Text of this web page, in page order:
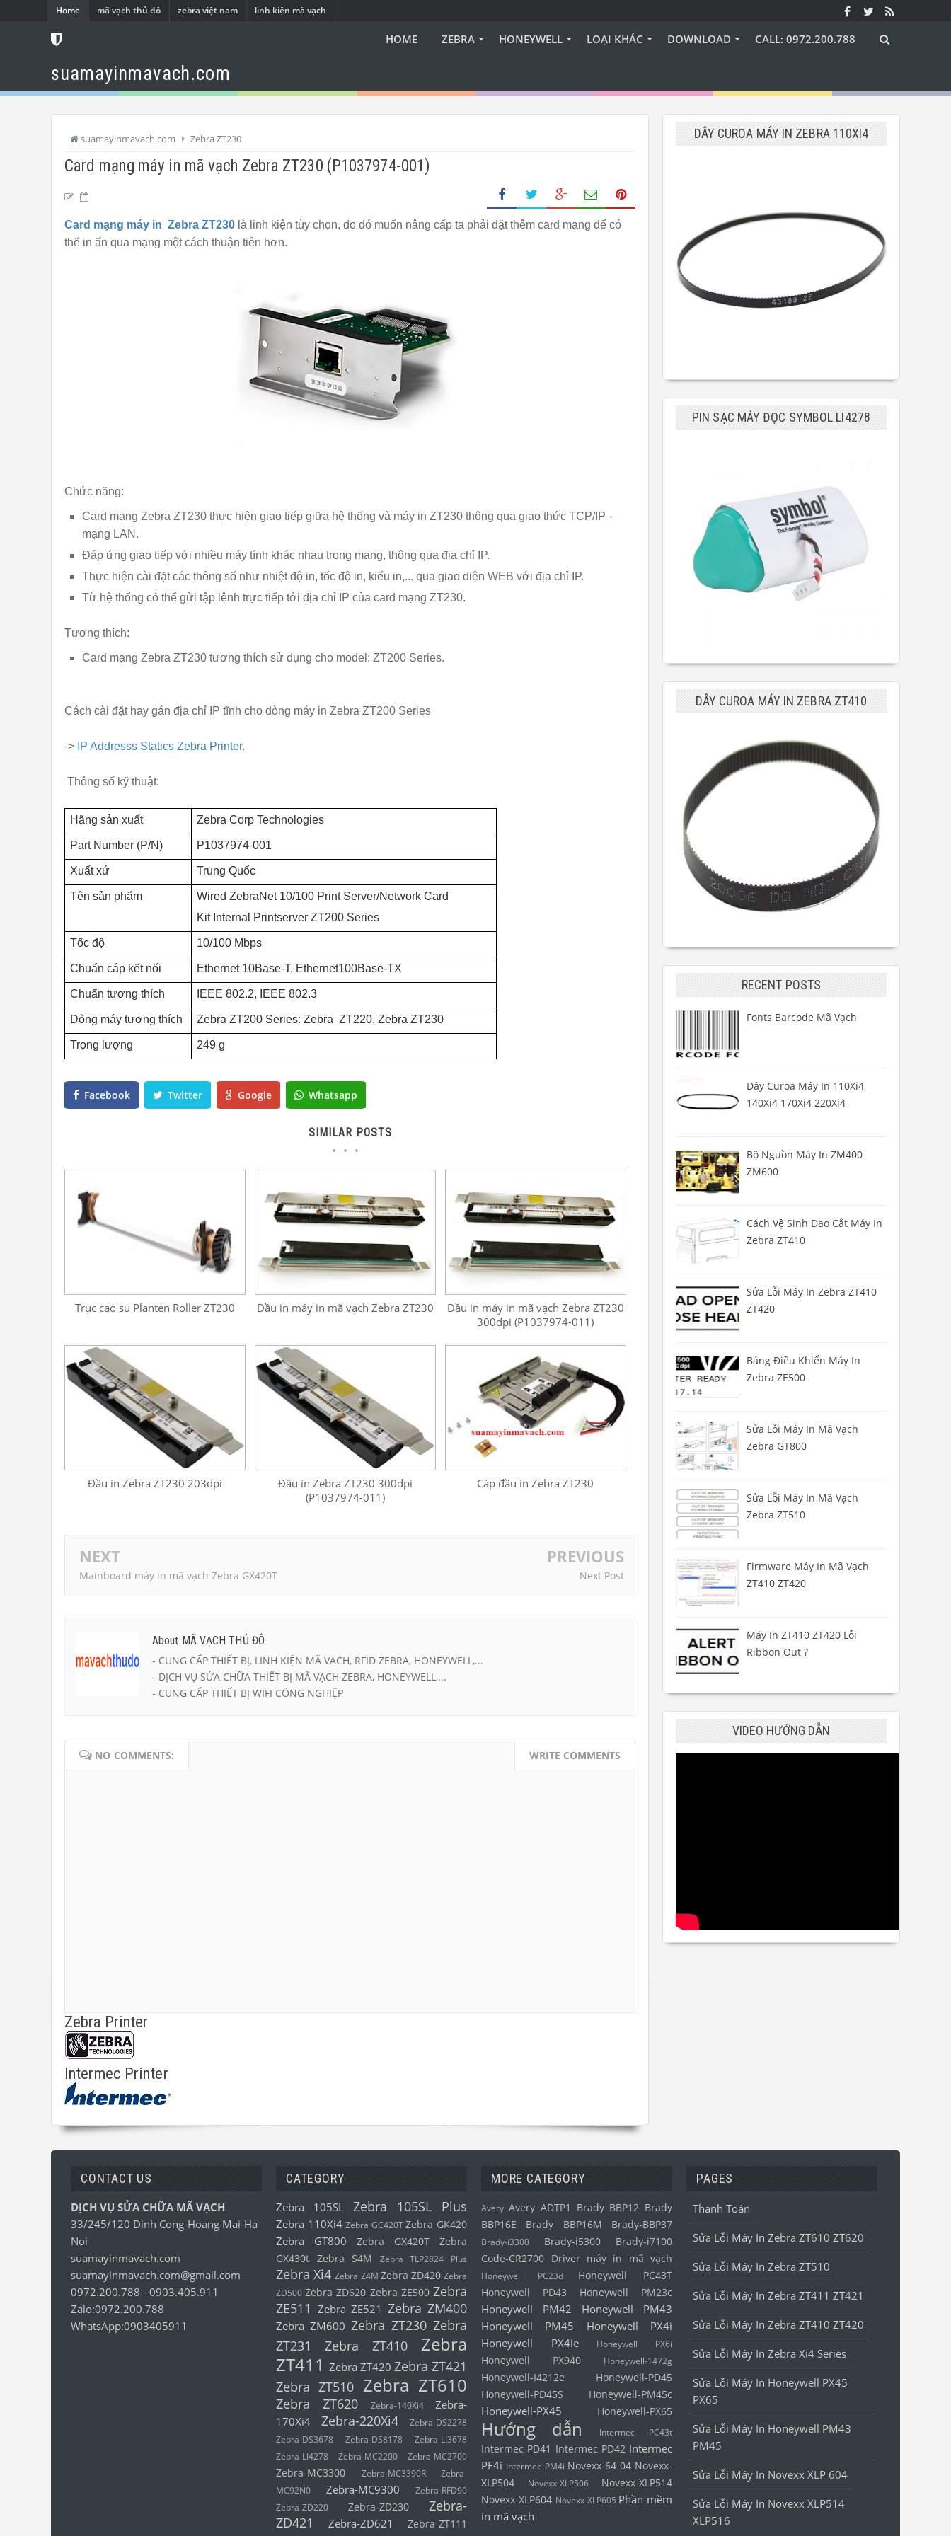
Home mã vạch thủ đô zebra việt nam linh kiện mã vạch
suamayinmavach.com
HOME ZEBRA HONEYWELL LOẠI KHÁC DOWNLOAD CALL: 0972.200.788
suamayinmavach.com Zebra ZT230
Card mạng máy in mã vạch Zebra ZT230 (P1037974-001)
Card mạng máy in Zebra ZT230 là linh kiện tùy chọn, do đó muốn nâng cấp ta phải đặt thêm card mạng để có
thể in ấn qua mạng một cách thuận tiên hơn.
Chức năng:
Card mạng Zebra ZT230 thực hiện giao tiếp giữa hệ thống và máy in ZT230 thông qua giao thức TCP/IP -
mạng LAN.
Đáp ứng giao tiếp với nhiều máy tính khác nhau trong mạng, thông qua địa chỉ IP.
Thực hiện cài đặt các thông số như nhiệt độ in, tốc độ in, kiểu in,... qua giao diện WEB với địa chỉ IP.
Từ hệ thống có thể gửi tập lệnh trực tiếp tới địa chỉ IP của card mạng ZT230.
Tương thích:
Card mạng Zebra ZT230 tương thích sử dụng cho model: ZT200 Series.
Cách cài đặt hay gán địa chỉ IP tĩnh cho dòng máy in Zebra ZT200 Series
-> IP Addresss Statics Zebra Printer.
Thông số kỹ thuật:
Hãng sản xuất Zebra Corp Technologies
Part Number (P/N) P1037974-001
Xuất xứ Trung Quốc
Tên sản phẩm
Wired ZebraNet 10/100 Print Server/Network Card
Kit Internal Printserver ZT200 Series
Tốc độ 10/100 Mbps
Chuẩn cáp kết nối Ethernet 10Base-T, Ethernet100Base-TX
Chuẩn tương thích IEEE 802.2, IEEE 802.3
Dòng máy tương thích Zebra ZT200 Series: Zebra ZT220,ZebraZT230
Trọng lượng 249 g
Facebook Twitter Google Whatsapp
SIMILAR POSTS
Trục cao su Planten Roller ZT230 Đầu in máy in mã vạch Zebra ZT230
Đầu in máy in mã vạch Zebra ZT230
300dpi (P1037974-011)
Đầu in Zebra ZT230 203dpi
Đầu in Zebra ZT230 300dpi
(P1037974-011)
Cáp đầu in Zebra ZT230
NEXT
Mainboard máy in mã vạch Zebra GX420T
PREVIOUS
Next Post
About MÃ VẠCH THỦ ĐÔ
- CUNG CẤP THIẾT BỊ, LINH KIỆN MÃ VẠCH, RFID ZEBRA, HONEYWELL,...
- DỊCH VỤ SỬA CHỮA THIẾT BỊ MÃ VẠCH ZEBRA, HONEYWELL,...
- CUNG CẤP THIẾT BỊ WIFI CÔNG NGHIỆP
NO COMMENTS: WRITE COMMENTS
Zebra Printer
Intermec Printer
DÂY CUROA MÁY IN ZEBRA 110XI4
PIN SẠC MÁY ĐỌC SYMBOL LI4278
DÂY CUROA MÁY IN ZEBRA ZT410
RECENT POSTS
Fonts Barcode Mã Vạch
Dây Curoa Máy In 110Xi4
140Xi4 170Xi4 220Xi4
Bộ Nguồn Máy In ZM400
ZM600
Cách Vệ Sinh Dao Cắt Máy In
Zebra ZT410
Sửa Lỗi Máy In Zebra ZT410
ZT420
Bảng Điều Khiển Máy In
Zebra ZE500
Sửa Lỗi Máy In Mã Vạch
Zebra GT800
Sửa Lỗi Máy In Mã Vạch
Zebra ZT510
Firmware Máy In Mã Vạch
ZT410 ZT420
Máy In ZT410 ZT420 Lỗi
Ribbon Out ?
VIDEO HƯỚNG DẪN
CONTACT US
DỊCH VỤ SỬA CHỮA MÃ VẠCH
33/245/120 Dinh Cong-Hoang Mai-Ha
Noi
suamayinmavach.com
suamayinmavach.com@gmail.com
0972.200.788 - 0903.405.911
Zalo:0972.200.788
WhatsApp:0903405911
CATEGORY
Zebra 105SL Zebra 105SL Plus
Zebra 110Xi4 Zebra GC420T Zebra GK420
Zebra GT800 Zebra GX420T
Zebra
GX430t
Zebra S4M Zebra TLP2824 Plus
Zebra Xi4 Zebra Z4M Zebra ZD420 Zebra
ZD500 Zebra ZD620 Zebra ZE500 Zebra
ZE511 Zebra ZE521 Zebra ZM400
Zebra ZM600 Zebra ZT230 Zebra
ZT231
Zebra ZT410
Zebra
ZT411 Zebra ZT420 Zebra ZT421
Zebra ZT510 Zebra ZT610
Zebra ZT620 Zebra-140Xi4
Zebra-
170Xi4
Zebra-220Xi4
Zebra-DS2278
Zebra-DS3678
Zebra-DS8178
Zebra-LI3678
Zebra-LI4278
Zebra-MC2200 Zebra-MC2700
Zebra-MC3300 Zebra-MC3390R
Zebra-
MC92N0
Zebra-MC9300
Zebra-RFD90
Zebra-ZD220
Zebra-ZD230
Zebra-
ZD421
Zebra-ZD621
Zebra-ZT111
MORE CATEGORY
Avery Avery ADTP1 Brady BBP12 Brady
BBP16E
Brady BBP16M Brady-BBP37
Brady-i3300 Brady-i5300
Brady-i7100
Code-CR2700
Driver máy in mã vạch
Honeywell PC23d
Honeywell PC43T
Honeywell PD43
Honeywell PM23c
Honeywell PM42
Honeywell PM43
Honeywell PM45
Honeywell PX4i
Honeywell PX4ie
Honeywell PX6i
Honeywell PX940 Honeywell-1472g
Honeywell-I4212e
Honeywell-PD45
Honeywell-PD45S
Honeywell-PM45c
Honeywell-PX45 Honeywell-PX65
Hướng dẫn Intermec PC43t
Intermec PD41 Intermec PD42 Intermec
PF4i Intermec PM4i Novexx-64-04 Novexx-
XLP504
Novexx-XLP506
Novexx-XLP514
Novexx-XLP604 Novexx-XLP605 Phần mềm
in mã vạch
PAGES
Thanh Toán
Sửa Lỗi Máy In Zebra ZT610 ZT620
Sửa Lỗi Máy In Zebra ZT510
Sửa Lỗi Máy In Zebra ZT411 ZT421
Sửa Lỗi Máy In Zebra ZT410 ZT420
Sửa Lỗi Máy In Zebra Xi4 Series
Sửa Lỗi Máy In Honeywell PX45
PX65
Sửa Lỗi Máy In Honeywell PM43
PM45
Sửa Lỗi Máy In Novexx XLP 604
Sửa Lỗi Máy In Novexx XLP514
XLP516